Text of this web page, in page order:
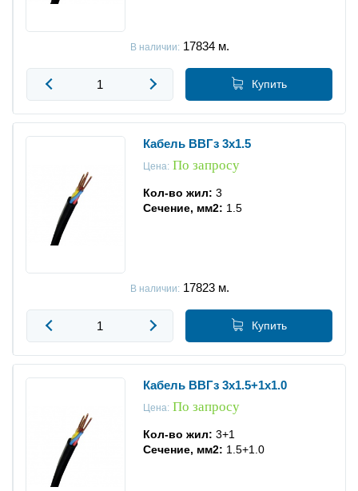
В наличии:17834 м.
Купить
Кабель ВВГз 3x1.5
Цена:По запросу
Кол-во жил: 3
Сечение, мм2: 1.5
В наличии:17823 м.
Купить
Кабель ВВГз 3x1.5+1x1.0
Цена:По запросу
Кол-во жил: 3+1
Сечение, мм2: 1.5+1.0